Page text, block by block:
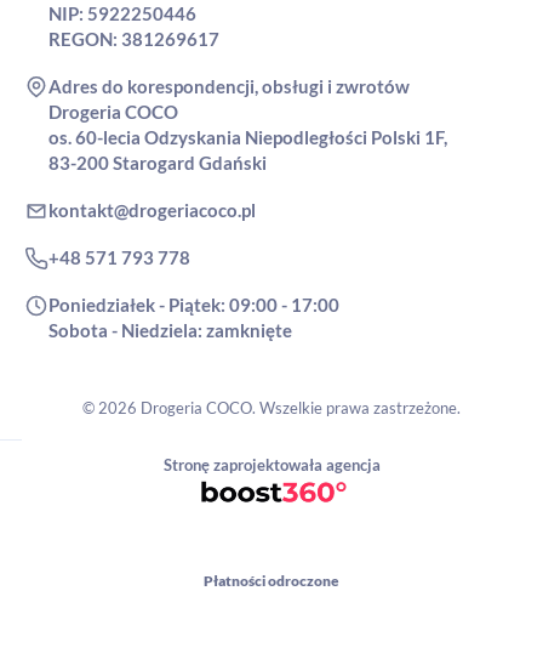
NIP: 5922250446
REGON: 381269617
Adres do korespondencji, obsługi i zwrotów
Drogeria COCO
os. 60-lecia Odzyskania Niepodległości Polski 1F,
83-200 Starogard Gdański
kontakt@drogeriacoco.pl
+48 571 793 778
Poniedziałek - Piątek: 09:00 - 17:00
Sobota - Niedziela: zamknięte
© 2026 Drogeria COCO. Wszelkie prawa zastrzeżone.
Stronę zaprojektowała agencja
Płatności odroczone